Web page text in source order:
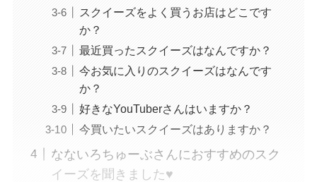
スクイーズをよく買うお店はどこです
か？
最近買ったスクイーズはなんですか？
今お気に入りのスクイーズはなんです
か？
好きなYouTuberさんはいますか？
今買いたいスクイーズはありますか？
なないろちゅーぶさんにおすすめのスク
イーズを聞きました♥︎